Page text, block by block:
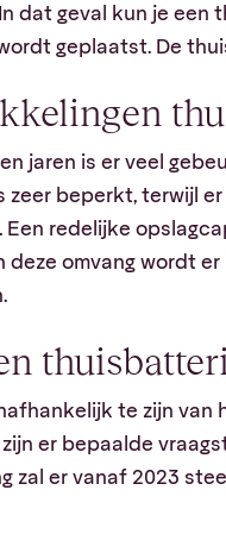
dat geval kun je
geplaatst. De
jaren is er veel
zeer beperkt, terwijl
Een redelijke
deze omvang wordt
te zijn
zijn er bepaalde
zal er vanaf 2023